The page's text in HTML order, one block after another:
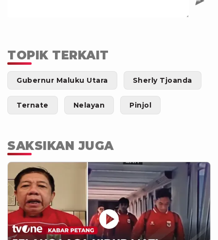
TOPIK TERKAIT
Gubernur Maluku Utara Sherly Tjoanda
Ternate Nelayan Pinjol
SAKSIKAN JUGA